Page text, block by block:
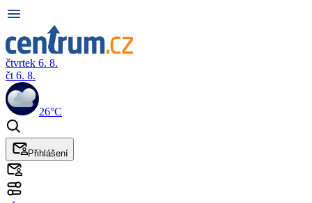
čtvrtek 6. 8.
čt 6. 8.
26°C
Přihlášení